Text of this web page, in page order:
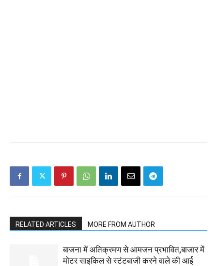
RELATED ARTICLES MORE FROM AUTHOR
बाजना में अतिक्रमण से आमजन प्रभावित,बाजार में
मोटर साइकिल से स्टंटबाजी करने वाले की आई